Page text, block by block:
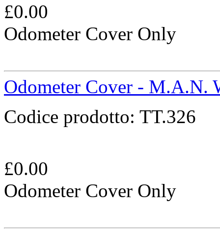
£0.00
Odometer Cover Only
Odometer Cover - M.A.N.
Codice prodotto: TT.326
£0.00
Odometer Cover Only